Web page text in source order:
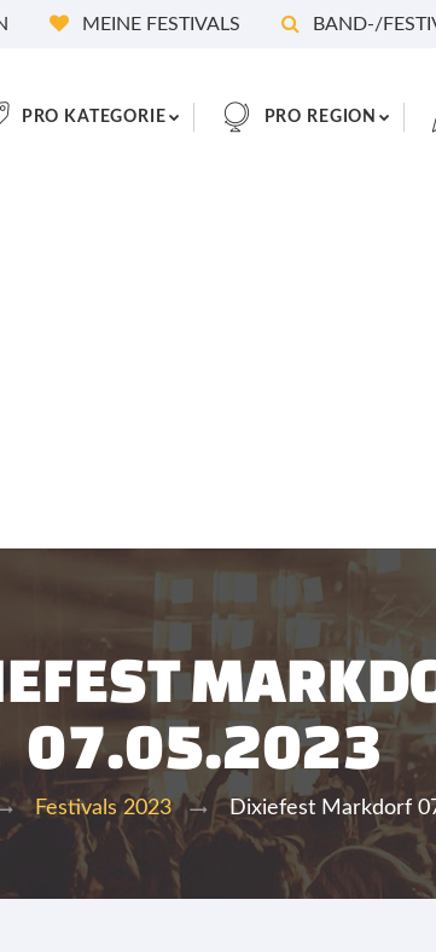
MEINE FESTIVALS BAND-/
PRO KATEGORIE PRO REGION
07.05.2023
Festivals 2023 Dixiefest Markdorf